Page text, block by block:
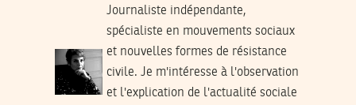
Journaliste indépendante,
spécialiste en mouvements sociaux
et nouvelles formes de résistance
civile. Je m'intéresse à l'observation
et l'explication de l'actualité sociale